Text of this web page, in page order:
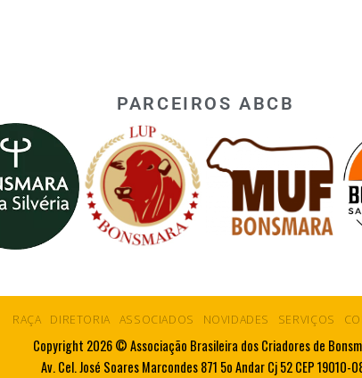
PARCEIROS ABCB
RAÇA DIRETORIA ASSOCIADOS NOVIDADES SERVIÇOS
Copyright 2026 © Associação Brasileira dos Criadores de
Av. Cel. José Soares Marcondes 871 5o Andar Cj 52 CEP 19010-